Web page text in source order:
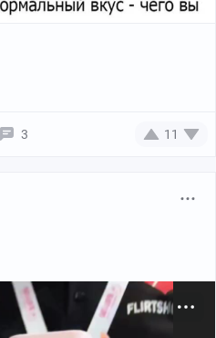
3 11